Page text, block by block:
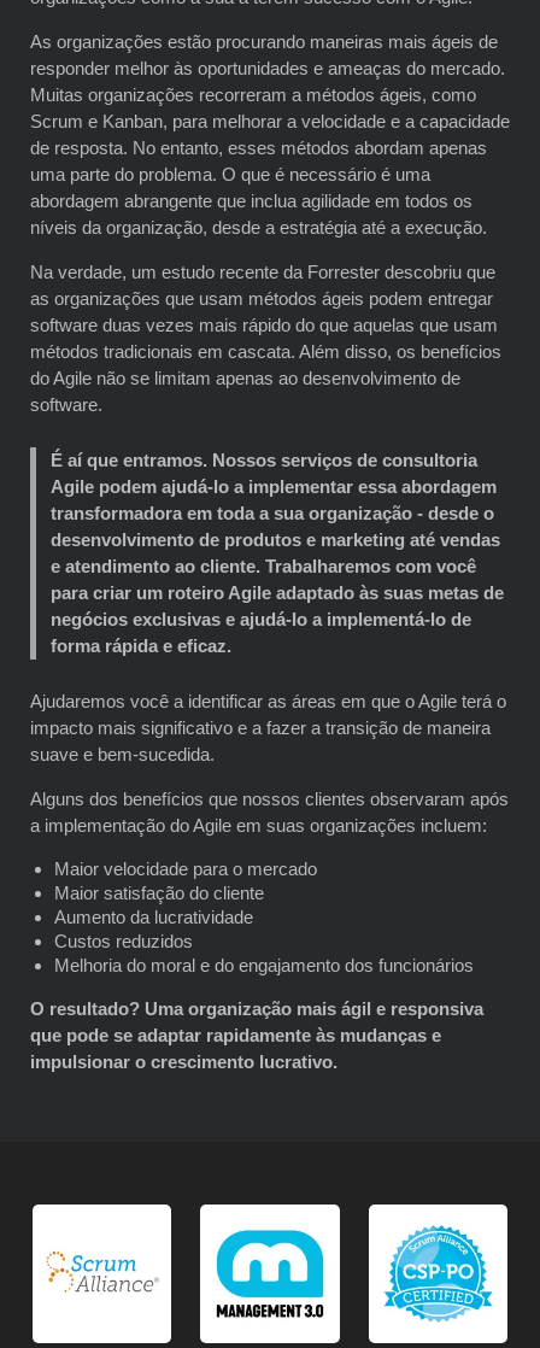
As organizações estão procurando maneiras mais ágeis de
responder melhor às oportunidades e ameaças do mercado.
Muitas organizações recorreram a métodos ágeis, como
Scrum e Kanban, para melhorar a velocidade e a capacidade
de resposta. No entanto, esses métodos abordam apenas
uma parte do problema. O que é necessário é uma
abordagem abrangente que inclua agilidade em todos os
níveis da organização, desde a estratégia até a execução.
Na verdade, um estudo recente da Forrester descobriu que
as organizações que usam métodos ágeis podem entregar
software duas vezes mais rápido do que aquelas que usam
métodos tradicionais em cascata. Além disso, os benefícios
do Agile não se limitam apenas ao desenvolvimento de
software.
É aí que entramos. Nossos serviços de consultoria
Agile podem ajudá-lo a implementar essa abordagem
transformadora em toda a sua organização - desde o
desenvolvimento de produtos e marketing até vendas
e atendimento ao cliente. Trabalharemos com você
para criar um roteiro Agile adaptado às suas metas de
negócios exclusivas e ajudá-lo a implementá-lo de
forma rápida e eficaz.
Ajudaremos você a identificar as áreas em que o Agile terá o
impacto mais significativo e a fazer a transição de maneira
suave e bem-sucedida.
Alguns dos benefícios que nossos clientes observaram após
a implementação do Agile em suas organizações incluem:
Maior velocidade para o mercado
Maior satisfação do cliente
Aumento da lucratividade
Custos reduzidos
Melhoria do moral e do engajamento dos funcionários
O resultado? Uma organização mais ágil e responsiva
que pode se adaptar rapidamente às mudanças e
impulsionar o crescimento lucrativo.